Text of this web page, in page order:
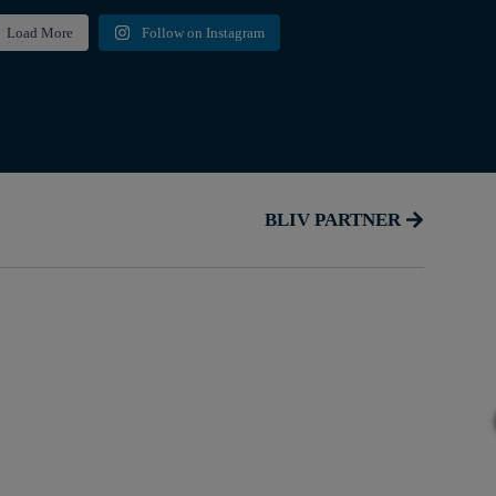
Load More Follow on Instagram
BLIV PARTNER